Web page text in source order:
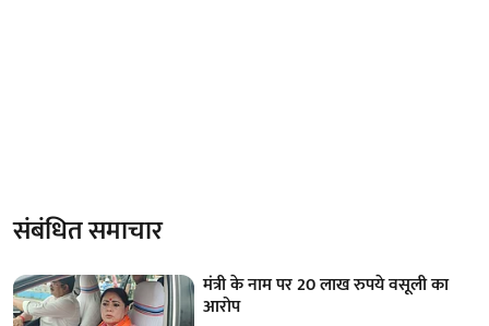
संबंधित समाचार
मंत्री के नाम पर 20 लाख रुपये वसूली का
आरोप